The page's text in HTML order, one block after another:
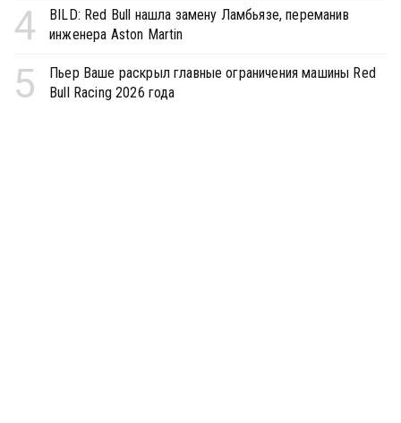
4
BILD: Red Bull нашла замену Ламбьязе, переманив
инженера Aston Martin
5
Пьер Ваше раскрыл главные ограничения машины Red
Bull Racing 2026 года